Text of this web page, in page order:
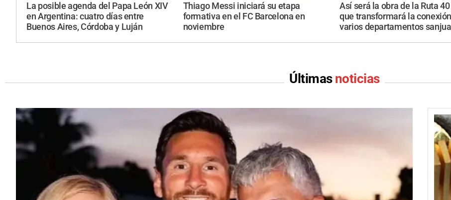
La posible agenda del Papa León XIV
en Argentina: cuatro días entre
Buenos Aires, Córdoba y Luján
Thiago Messi iniciará su etapa
formativa en el FC Barcelona en
noviembre
Así será la obra de la Ruta
que transformará la
varios departamentos
Últimas noticias